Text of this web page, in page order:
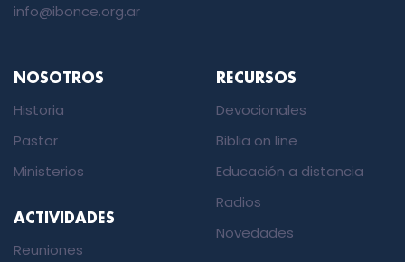
info@ibonce.org.ar
NOSOTROS
Historia
Pastor
Ministerios
ACTIVIDADES
Reuniones
RECURSOS
Devocionales
Biblia on line
Educación a distancia
Radios
Novedades